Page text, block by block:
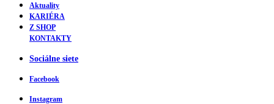
Aktuality
KARIÉRA
Z SHOP
KONTAKTY
Sociálne siete
Facebook
Instagram